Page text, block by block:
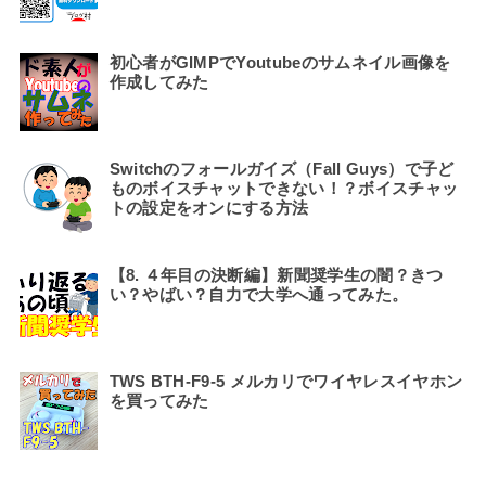
初心者がGIMPでYoutubeのサムネイル画像を
作成してみた
Switchのフォールガイズ（Fall Guys）で子ど
ものボイスチャットできない！？ボイスチャッ
トの設定をオンにする方法
【8. ４年目の決断編】新聞奨学生の闇？きつ
い？やばい？自力で大学へ通ってみた。
TWS BTH-F9-5 メルカリでワイヤレスイヤホン
を買ってみた